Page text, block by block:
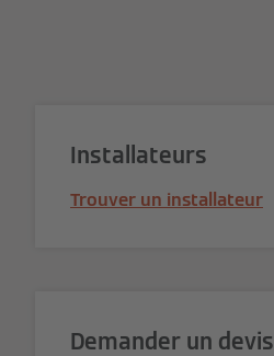
Installateurs
Trouver un installateur
Demander un devis